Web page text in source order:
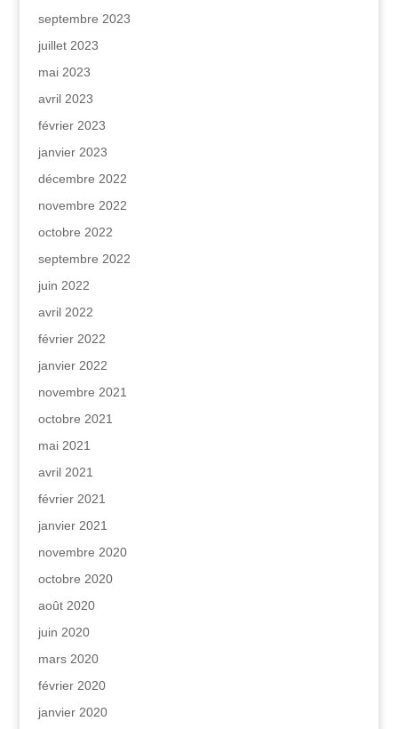
septembre 2023
juillet 2023
mai 2023
avril 2023
février 2023
janvier 2023
décembre 2022
novembre 2022
octobre 2022
septembre 2022
juin 2022
avril 2022
février 2022
janvier 2022
novembre 2021
octobre 2021
mai 2021
avril 2021
février 2021
janvier 2021
novembre 2020
octobre 2020
août 2020
juin 2020
mars 2020
février 2020
janvier 2020